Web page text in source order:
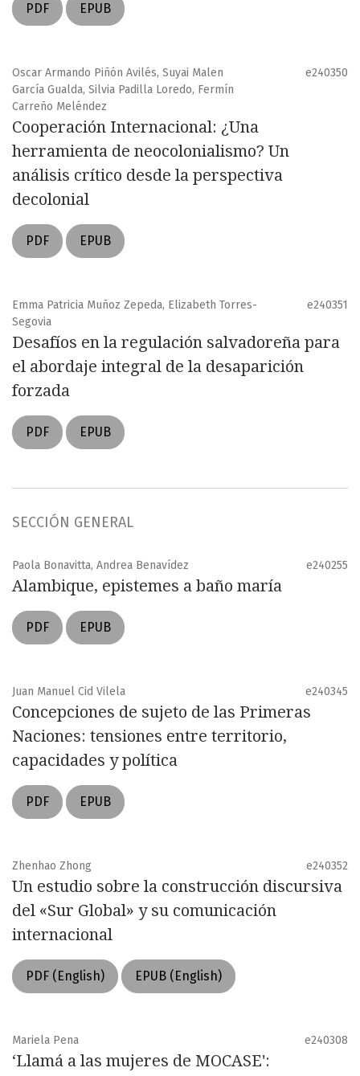
PDF EPUB
Oscar Armando Piñón Avilés, Suyai Malen
García Gualda, Silvia Padilla Loredo, Fermín
Carreño Meléndez
e240350
Cooperación Internacional: ¿Una
herramienta de neocolonialismo? Un
análisis crítico desde la perspectiva
decolonial
PDF EPUB
Emma Patricia Muñoz Zepeda, Elizabeth Torres-
Segovia
e240351
Desafíos en la regulación salvadoreña para
el abordaje integral de la desaparición
forzada
PDF EPUB
SECCIÓN GENERAL
Paola Bonavitta, Andrea Benavídez e240255
Alambique, epistemes a baño maría
PDF EPUB
Juan Manuel Cid Vilela e240345
Concepciones de sujeto de las Primeras
Naciones: tensiones entre territorio,
capacidades y política
PDF EPUB
Zhenhao Zhong e240352
Un estudio sobre la construcción discursiva
del «Sur Global» y su comunicación
internacional
PDF (English) EPUB (English)
Mariela Pena e240308
‘Llamá a las mujeres de MOCASE':